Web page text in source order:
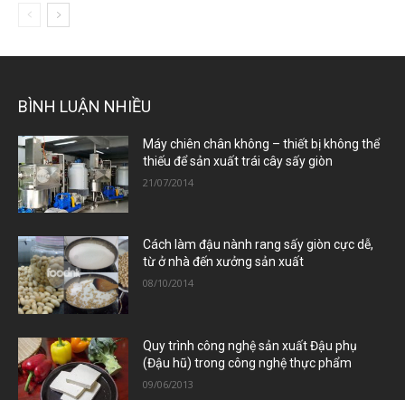
BÌNH LUẬN NHIỀU
Máy chiên chân không – thiết bị không thể
thiếu để sản xuất trái cây sấy giòn
21/07/2014
Cách làm đậu nành rang sấy giòn cực dễ,
từ ở nhà đến xưởng sản xuất
08/10/2014
Quy trình công nghệ sản xuất Đậu phụ
(Đậu hũ) trong công nghệ thực phẩm
09/06/2013